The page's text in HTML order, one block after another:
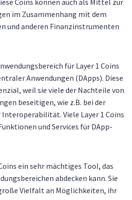
Coins können auch als Mittel zur
im Zusammenhang mit dem
und anderen Finanzinstrumenten
für Layer 1 Coins
Anwendungen (DApps). Diese
weil sie viele der Nachteile von
beseitigen, wie z.B. bei der
Viele Layer 1 Coins
und Services für DApp-
ein sehr mächtiges Tool, das
abdecken kann. Sie
Vielfalt an Möglichkeiten, ihr